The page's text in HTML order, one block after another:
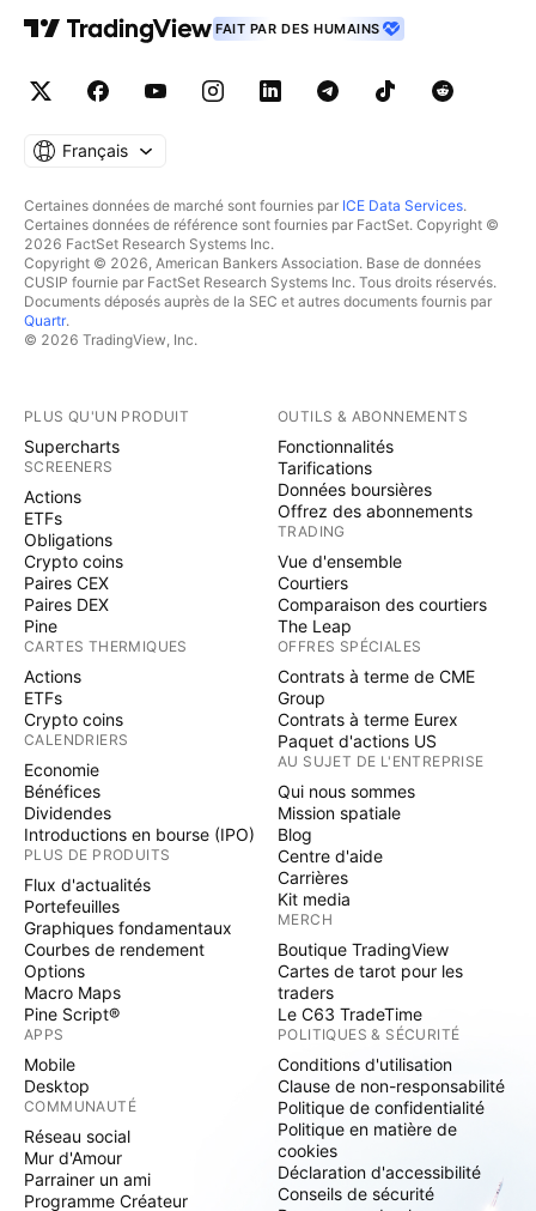
FAIT PAR DES HUMAINS
Français
Certaines données de marché sont fournies par ICE Data Services.
Certaines données de référence sont fournies par FactSet. Copyright ©
2026 FactSet Research Systems Inc.
Copyright © 2026, American Bankers Association. Base de données
CUSIP fournie par FactSet Research Systems Inc. Tous droits réservés.
Documents déposés auprès de la SEC et autres documents fournis par
Quartr.
© 2026 TradingView, Inc.
PLUS QU'UN PRODUIT
Supercharts
SCREENERS
Actions
ETFs
Obligations
Crypto coins
Paires CEX
Paires DEX
Pine
CARTES THERMIQUES
Actions
ETFs
Crypto coins
CALENDRIERS
Economie
Bénéfices
Dividendes
Introductions en bourse (IPO)
PLUS DE PRODUITS
Flux d'actualités
Portefeuilles
Graphiques fondamentaux
Courbes de rendement
Options
Macro Maps
Pine Script®
APPS
Mobile
Desktop
COMMUNAUTÉ
Réseau social
Mur d'Amour
Parrainer un ami
Programme Créateur
OUTILS & ABONNEMENTS
Fonctionnalités
Tarifications
Données boursières
Offrez des abonnements
TRADING
Vue d'ensemble
Courtiers
Comparaison des courtiers
The Leap
OFFRES SPÉCIALES
Contrats à terme de CME
Group
Contrats à terme Eurex
Paquet d'actions US
AU SUJET DE L'ENTREPRISE
Qui nous sommes
Mission spatiale
Blog
Centre d'aide
Carrières
Kit media
MERCH
Boutique TradingView
Cartes de tarot pour les
traders
Le C63 TradeTime
POLITIQUES & SÉCURITÉ
Conditions d'utilisation
Clause de non-responsabilité
Politique de confidentialité
Politique en matière de
cookies
Déclaration d'accessibilité
Conseils de sécurité